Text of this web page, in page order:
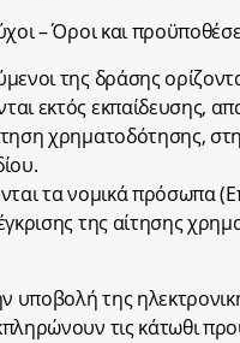
– Όροι και
της δράσης
εκτός εκπαίδευσης,
χρηματοδότησης,
τα νομικά πρόσωπα
της αίτησης
υποβολή της
τις κάτωθι